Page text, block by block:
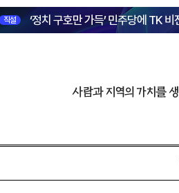
직설 ‘정치 구호만 가득’ 민주당에 TK 비
사람과 지역의 가치를